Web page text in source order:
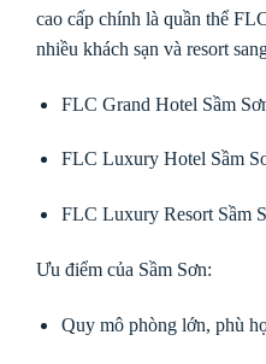
cao cấp chính là quần thể
nhiều khách sạn và resort
FLC Grand Hotel Sầm
FLC Luxury Hotel Sầm
FLC Luxury Resort Sầm
Ưu điểm của Sầm Sơn:
Quy mô phòng lớn, phù